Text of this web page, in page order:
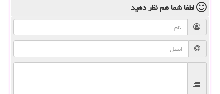
لطفا شما همنظر دهید